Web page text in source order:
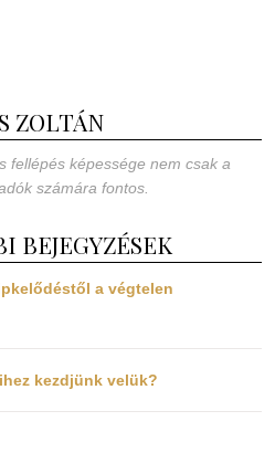
ZOLTÁN
fellépés képessége nem csak a
számára fontos.
BEJEGYZÉSEK
a végtelen
kezdjünk velük?